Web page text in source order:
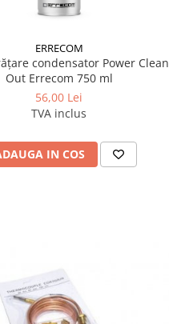
ERRECOM
condensator Power Clean
Out Errecom 750 ml
56,00 Lei
TVA inclus
IN COS